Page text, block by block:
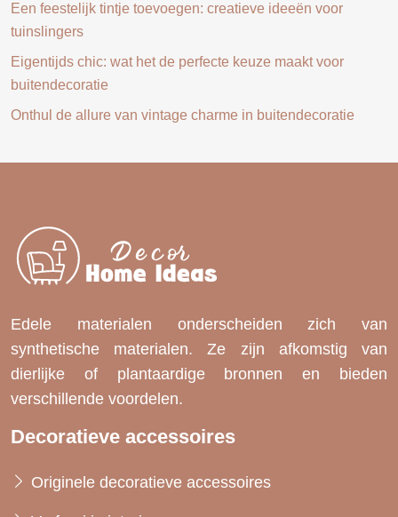
Een feestelijk tintje toevoegen: creatieve ideeën voor
tuinslingers
Eigentijds chic: wat het de perfecte keuze maakt voor
buitendecoratie
Onthul de allure van vintage charme in buitendecoratie
Edele materialen onderscheiden zich van
synthetische materialen. Ze zijn afkomstig van
dierlijke of plantaardige bronnen en bieden
verschillende voordelen.
Decoratieve accessoires
Originele decoratieve accessoires